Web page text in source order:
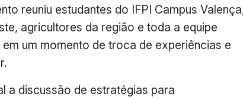
reuniu estudantes do IFPI Campus
agricultores da região e toda a equipe
um momento de troca de experiências e
a discussão de estratégias para